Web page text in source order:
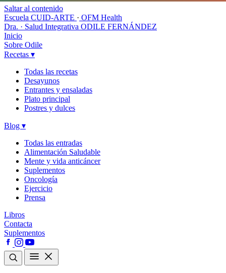
Saltar al contenido
Escuela CUID-ARTE · OFM Health
Dra. · Salud Integrativa ODILE FERNÁNDEZ
Inicio
Sobre Odile
Recetas ▾
Todas las recetas
Desayunos
Entrantes y ensaladas
Plato principal
Postres y dulces
Blog ▾
Todas las entradas
Alimentación Saludable
Mente y vida anticáncer
Suplementos
Oncología
Ejercicio
Prensa
Libros
Contacta
Suplementos